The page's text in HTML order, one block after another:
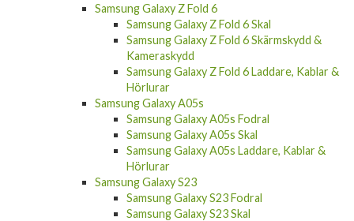
Samsung Galaxy Z Fold 6
Samsung Galaxy Z Fold 6 Skal
Samsung Galaxy Z Fold 6 Skärmskydd &
Kameraskydd
Samsung Galaxy Z Fold 6 Laddare, Kablar &
Hörlurar
Samsung Galaxy A05s
Samsung Galaxy A05s Fodral
Samsung Galaxy A05s Skal
Samsung Galaxy A05s Laddare, Kablar &
Hörlurar
Samsung Galaxy S23
Samsung Galaxy S23 Fodral
Samsung Galaxy S23 Skal